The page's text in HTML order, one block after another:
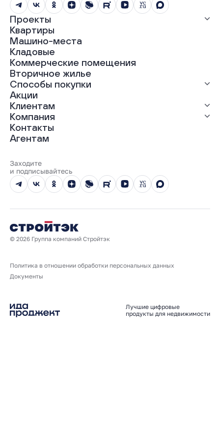
Проекты
Все проекты
ЖК «Абрикос»
ЖК «Гравитация»
ЖК «Грин Гарден»
ЖК «Динамика»
ЖК «Мохито»
ЖК «Современник»
ЖК «Янтарная долина»
Квартиры
Машино-места
Кладовые
Коммерческие помещения
Вторичное жилье
Способы покупки
Выгодная ипотека
Рассрочка
Материнский капитал
Трейд-ин
100% оплата
Акции
Клиентам
Ход строительства
Документы
Выдача ключей
Компания
О нас
Карьера
Реализованные проекты
Вопросы и ответы
Новости
Юбилейный год
Контакты
Агентам
Заходите
и подписывайтесь
© 2026 Группа компаний Стройтэк
Политика в отношении обработки персональных данных
Документы
Лучшие цифровые
продукты для недвижимости